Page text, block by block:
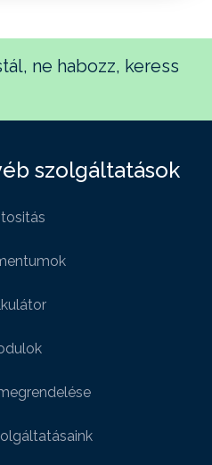
ne habozz, keress
szolgáltatások